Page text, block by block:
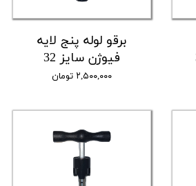
برقو لوله پنج لایه
فیوژن سایز 32
۲,۵۰۰,۰۰۰ تومان